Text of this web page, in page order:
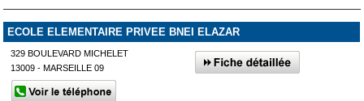
ECOLE ELEMENTAIRE PRIVEE BNEI ELAZAR
329 BOULEVARD MICHELET
13009 - MARSEILLE 09